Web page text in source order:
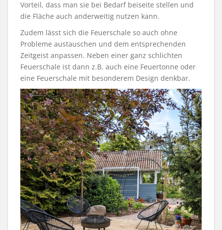
Vorteil, dass man sie bei Bedarf beiseite stellen und
die Fläche auch anderweitig nutzen kann.
Zudem lässt sich die Feuerschale so auch ohne
Probleme austauschen und dem entsprechenden
Zeitgeist anpassen. Neben einer ganz schlichten
Feuerschale ist dann z.B. auch eine Feuertonne oder
eine Feuerschale mit besonderem Design denkbar.